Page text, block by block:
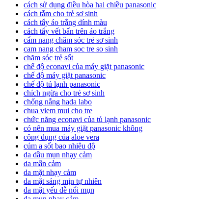
cách sử dụng điều hòa hai chiều panasonic
cách tắm cho trẻ sơ sinh
cách tẩy áo trắng dính màu
cách tẩy vết bẩn trên áo trắng
cẩm nang chăm sóc trẻ sơ sinh
cam nang cham soc tre so sinh
chăm sóc trẻ sốt
chế độ econavi của máy giặt panasonic
chế độ máy giặt panasonic
chế độ tủ lạnh panasonic
chích ngừa cho trẻ sơ sinh
chống nắng hada labo
chua viem mui cho tre
chức năng econavi của tủ lạnh panasonic
có nên mua máy giặt panasonic không
công dụng của aloe vera
cúm a sốt bao nhiêu độ
da dầu mụn nhạy cảm
da mẫn cảm
da mặt nhạy cảm
da mặt sáng mịn tự nhiên
da mặt yếu dễ nổi mụn